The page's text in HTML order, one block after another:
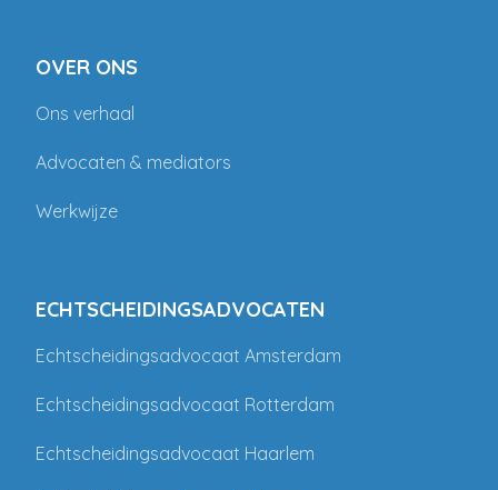
OVER ONS
Ons verhaal
Advocaten & mediators
Werkwijze
ECHTSCHEIDINGSADVOCATEN
Echtscheidingsadvocaat Amsterdam
Echtscheidingsadvocaat Rotterdam
Echtscheidingsadvocaat Haarlem